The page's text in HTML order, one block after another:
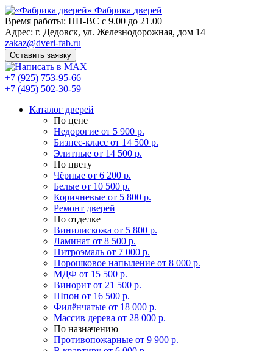
Фабрика дверей
Время работы: ПН-ВС с 9.00 до 21.00
Адрес: г. Дедовск, ул. Железнодорожная, дом 14
zakaz@dveri-fab.ru
Оставить заявку
+7 (925) 753-95-66
+7 (495) 502-30-59
Каталог дверей
По цене
Недорогие от 5 900 р.
Бизнес-класс от 14 500 р.
Элитные от 14 500 р.
По цвету
Чёрные от 6 200 р.
Белые от 10 500 р.
Коричневые от 5 800 р.
Ремонт дверей
По отделке
Винилискожа от 5 800 р.
Ламинат от 8 500 р.
Нитроэмаль от 7 000 р.
Порошковое напыление от 8 000 р.
МДФ от 15 500 р.
Винорит от 21 500 р.
Шпон от 16 500 р.
Филёнчатые от 18 000 р.
Массив дерева от 28 000 р.
По назначению
Противопожарные от 9 900 р.